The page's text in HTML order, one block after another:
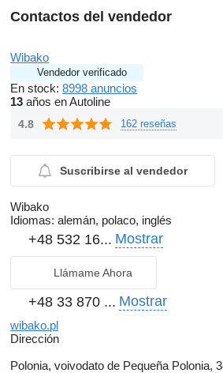
Contactos del vendedor
Wibako
Vendedor verificado
En stock: 8998 anuncios
13 años en Autoline
4.8 162 reseñas
Suscribirse al vendedor
Wibako
Idiomas: alemán, polaco, inglés
+48 532 16... Mostrar
Llámame Ahora
+48 33 870 ... Mostrar
wibako.pl
Dirección
Polonia, voivodato de Pequeña Polonia,